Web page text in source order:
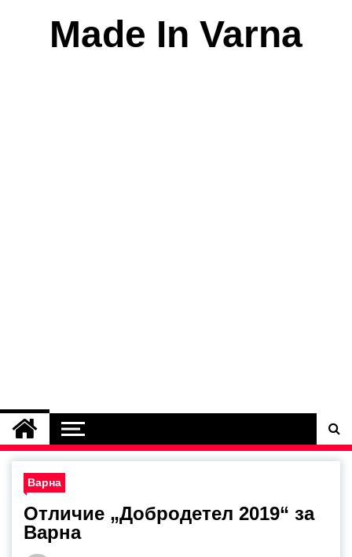
Made In Varna
Варна
Отличие „Добродетел 2019“ за
Варна